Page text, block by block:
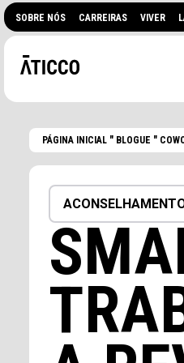
SOBRE NÓS CARREIRAS VIVER
PÁGINA INICIAL " BLOGUE "